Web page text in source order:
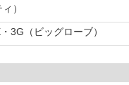
）
3G（ビッグローブ）